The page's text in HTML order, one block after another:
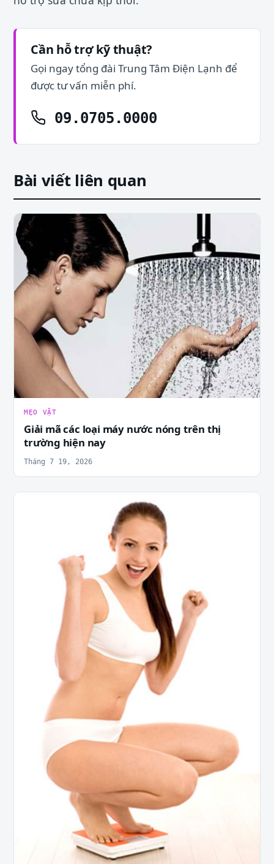
Cần hỗ trợ kỹ thuật?
Gọi ngay tổng đài Trung Tâm Điện Lạnh để
được tư vấn miễn phí.
09.0705.0000
Bài viết liên quan
MẸO VẶT
Giải mã các loại máy nước nóng trên thị
trường hiện nay
Tháng 7 19, 2026